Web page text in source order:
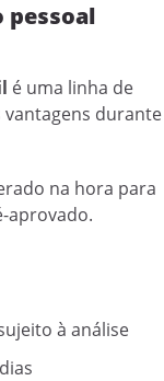
pessoal
é uma linha de
durante
na hora para
aprovado.
à análise